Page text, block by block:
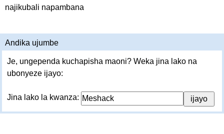
najikubali napambana
Andika ujumbe
Je, ungependa kuchapisha maoni? Weka jina lako na
ubonyeze ijayo:
Jina lako la kwanza: